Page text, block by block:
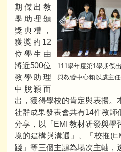
111學年度第1學期傑
與教發中心賴以威主
期傑出教
學助理頒
獎典禮，
獲獎的12
位學生由
將近500位
教學助理
中脫穎而
出，獲得學校的肯定與表揚。
社群成果發表會共有14件教師
分享，以「EMI 教材研發與學
境的建構與溝通」、「校推
踐」等三個主題為場次主軸，